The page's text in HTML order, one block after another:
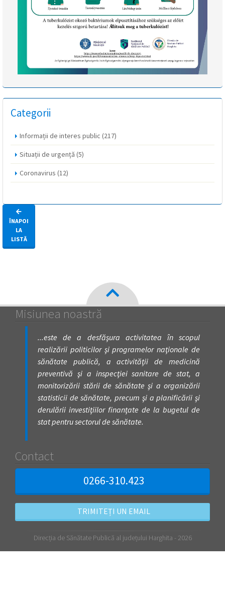
Categorii
Informații de interes public (217)
Situații de urgență (5)
Coronavirus (12)
ÎNAPOI
LA
LISTĂ
Misiunea noastră
...este de a desfăşura activitatea în scopul
realizării politicilor şi programelor naţionale de
sănătate publică, a activităţii de medicină
preventivă şi a inspecţiei sanitare de stat, a
monitorizării stării de sănătate şi a organizării
statisticii de sănătate, precum şi a planificării şi
derulării investiţiilor finanţate de la bugetul de
stat pentru sectorul de sănătate.
Contact
0266-310.423
TRIMITEȚI UN EMAIL
Direcția de Sănătate Publică al județului Harghita - 2026